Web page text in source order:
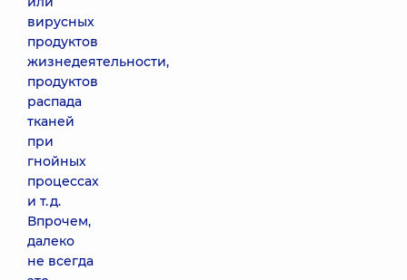
вирусных
продуктов
жизнедеятельности,
продуктов
распада
тканей
при
гнойных
процессах
и т. д.
Впрочем,
далеко
не всегда